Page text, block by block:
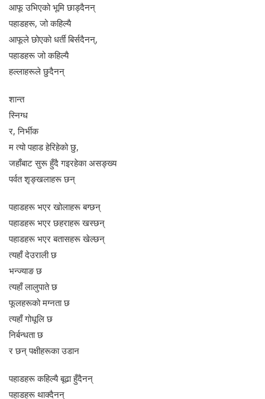
आफू उभिएको भूमि छाड्दैनन्
पहाडहरू, जो कहिल्यै
आफूले छोएको धर्ती बिर्सदैनन्,
पहाडहरू जो कहिल्यै
हल्लाहरूले छुदैनन्
शान्त
स्निग्ध
र, निर्भीक
म त्यो पहाड हेरिहेको छु,
जहाँबाट सुरू हुँदै गइरहेका असङ्ख्य
पर्वत शृङ्खलाहरू छन्
पहाडहरू भएर खोलाहरू बग्छन्
पहाडहरू भएर छहराहरू खस्छन्
पहाडहरू भएर बतासहरू खेल्छन्
त्यहाँ देउराली छ
भन्ज्याङ छ
त्यहाँ लालुपाते छ
फूलहरूको मग्नता छ
त्यहाँ गोधूलि छ
निर्बन्धता छ
र छन् पक्षीहरूका उडान
पहाडहरू कहिल्यै बूढा हुँदैनन्
पहाडहरू थाक्दैनन्